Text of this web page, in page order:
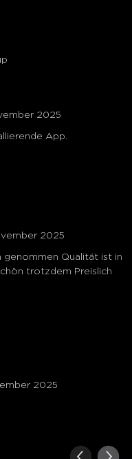
2025
App.
2025
genommen Qualität ist in
trotzdem Preislich
2025